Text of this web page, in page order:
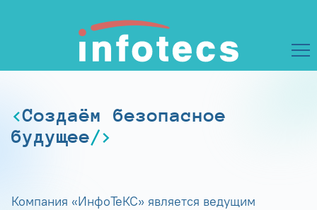
Создаём безопасное
будущее
Компания «ИнфоТеКС» является ведущим